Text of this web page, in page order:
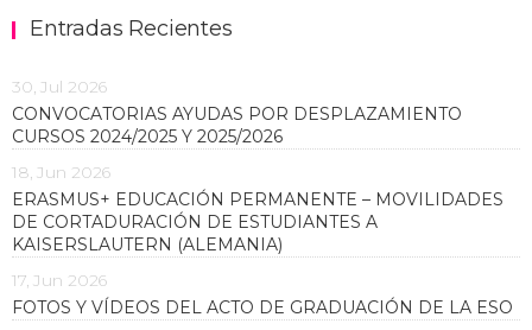
Entradas Recientes
30, Jul 2026
CONVOCATORIAS AYUDAS POR DESPLAZAMIENTO
CURSOS 2024/2025 Y 2025/2026
18, Jun 2026
ERASMUS+ EDUCACIÓN PERMANENTE – MOVILIDADES
DE CORTADURACIÓN DE ESTUDIANTES A
KAISERSLAUTERN (ALEMANIA)
17, Jun 2026
FOTOS Y VÍDEOS DEL ACTO DE GRADUACIÓN DE LA ESO